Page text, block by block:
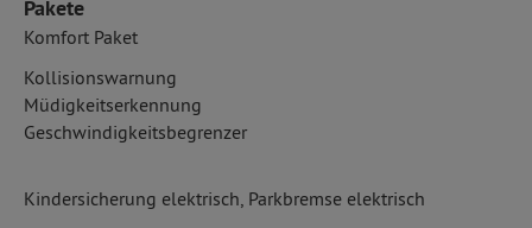
Pakete
Komfort Paket
Kollisionswarnung
Müdigkeitserkennung
Geschwindigkeitsbegrenzer
Kindersicherung elektrisch, Parkbremse elektrisch